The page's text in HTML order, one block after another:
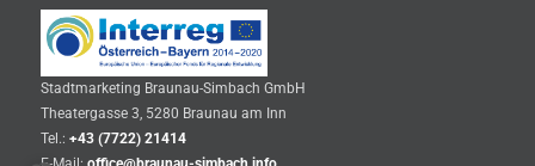
Stadtmarketing Braunau-Simbach GmbH
Theatergasse 3, 5280 Braunau am Inn
Tel.: +43 (7722) 21414